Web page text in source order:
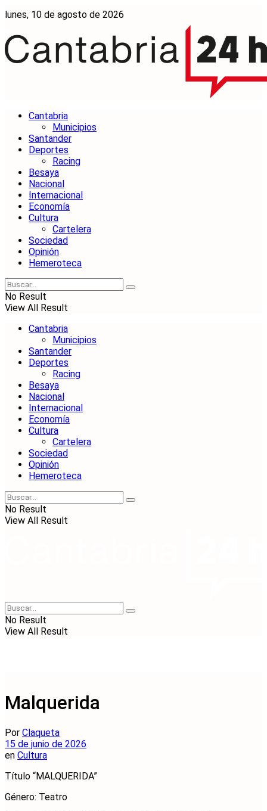
lunes, 10 de agosto de 2026
Cantabria
Municipios
Santander
Deportes
Racing
Besaya
Nacional
Internacional
Economía
Cultura
Cartelera
Sociedad
Opinión
Hemeroteca
No Result
View All Result
Cantabria
Municipios
Santander
Deportes
Racing
Besaya
Nacional
Internacional
Economía
Cultura
Cartelera
Sociedad
Opinión
Hemeroteca
No Result
View All Result
No Result
View All Result
Malquerida
Por Claqueta
15 de junio de 2026
en Cultura
Título “MALQUERIDA”
Género: Teatro